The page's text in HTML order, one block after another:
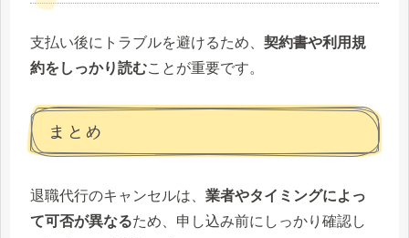
支払い後にトラブルを避けるため、 契約書や利用規
約をしっかり読むことが重要です。
まとめ
退職代行のキャンセルは、 業者やタイミングによっ
て可否が異なるため、申し込み前にしっかり確認し